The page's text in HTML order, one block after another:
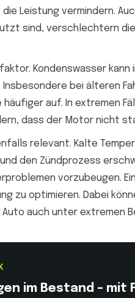
Leistung vermindern.
sind, verschlechtern
Kondenswasser
bei älteren
auf. In extremen
dass der Motor nicht
relevant. Kalte
den Zündprozess
vorzubeugen.
zu optimieren. Dabei
auch unter extremen
im Bestand – mit